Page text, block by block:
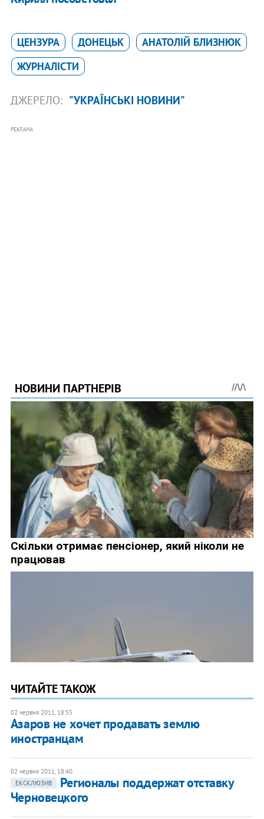
ЦЕНЗУРА ДОНЕЦЬК
АНАТОЛІЙ БЛИЗНЮК
ЖУРНАЛІСТИ
ДЖЕРЕЛО: "УКРАЇНСЬКІ НОВИНИ"
РЕКЛАМА
ЧИТАЙТЕ ТАКОЖ
02 червня 2011, 18:55
Азаров не хочет продавать землю
иностранцам
02 червня 2011, 18:40
ЕКСКЛЮЗИВ
​Регионалы поддержат отставку
Черновецкого